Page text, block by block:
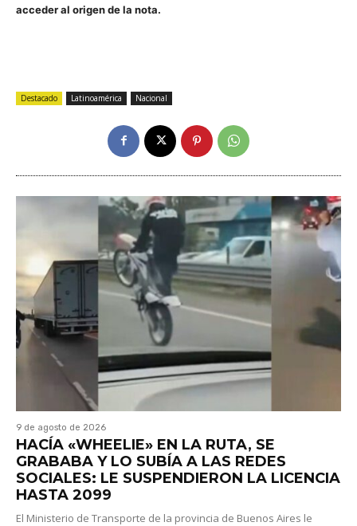
acceder al origen de la nota.
Destacado Latinoamérica Nacional
9 de agosto de 2026
HACÍA «WHEELIE» EN LA RUTA, SE
GRABABA Y LO SUBÍA A LAS REDES
SOCIALES: LE SUSPENDIERON LA LICENCIA
HASTA 2099
El Ministerio de Transporte de la provincia de Buenos Aires le